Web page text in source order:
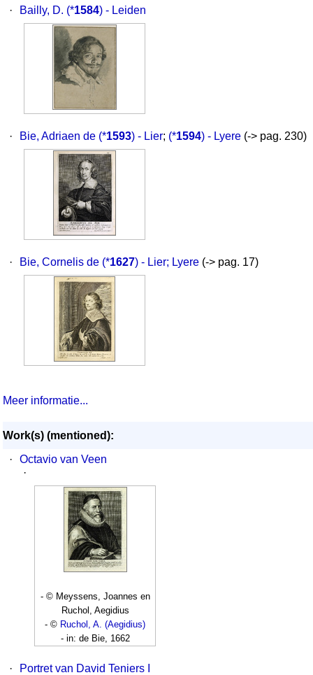
· Bailly, D. (*1584) - Leiden
· Bie, Adriaen de (*1593) - Lier; (*1594) - Lyere (-> pag. 230)
· Bie, Cornelis de (*1627) - Lier; Lyere (-> pag. 17)
Meer informatie...
Work(s) (mentioned):
·
Octavio van Veen
·
- © Meyssens, Joannes en
Ruchol, Aegidius
- © Ruchol, A. (Aegidius)
- in: de Bie, 1662
·
Portret van David Teniers I